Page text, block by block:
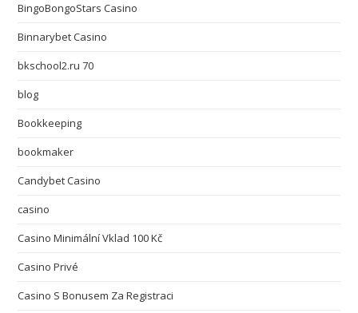
BingoBongoStars Casino
Binnarybet Casino
bkschool2.ru 70
blog
Bookkeeping
bookmaker
Candybet Casino
casino
Casino Minimální Vklad 100 Kč
Casino Privé
Casino S Bonusem Za Registraci